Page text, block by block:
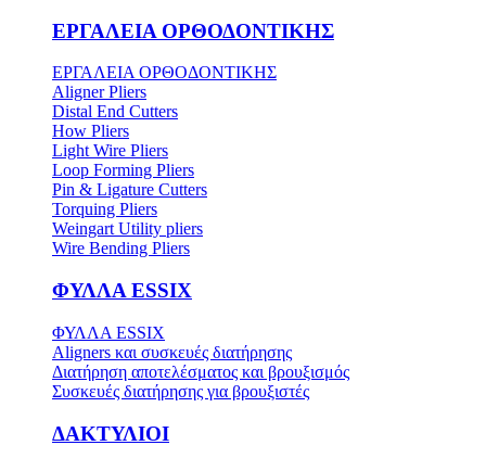
ΕΡΓΑΛΕΙΑ ΟΡΘΟΔΟΝΤΙΚΗΣ
ΕΡΓΑΛΕΙΑ ΟΡΘΟΔΟΝΤΙΚΗΣ
Aligner Pliers
Distal End Cutters
How Pliers
Light Wire Pliers
Loop Forming Pliers
Pin & Ligature Cutters
Torquing Pliers
Weingart Utility pliers
Wire Bending Pliers
ΦΥΛΛΑ ESSIX
ΦΥΛΛΑ ESSIX
Aligners και συσκευές διατήρησης
Διατήρηση αποτελέσματος και βρουξισμός
Συσκευές διατήρησης για βρουξιστές
ΔΑΚΤΥΛΙΟΙ